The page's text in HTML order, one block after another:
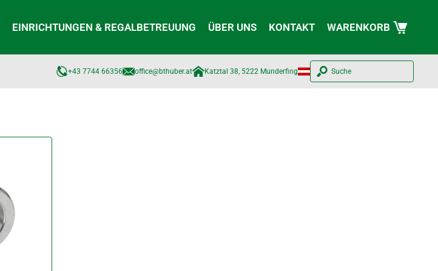
EINRICHTUNGEN & REGALBETREUUNG ÜBER UNS KONTAKT WARENKORB
+43 7744 66356 office@bthuber.at​ Katztal 38, 5222 Munderfing Suche